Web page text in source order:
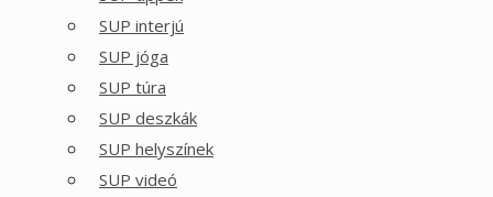
SUP interjú
SUP jóga
SUP túra
SUP deszkák
SUP helyszínek
SUP videó